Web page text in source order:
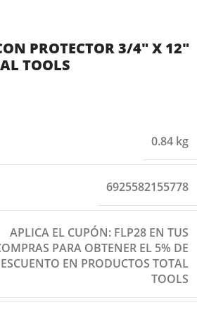
PROTECTOR 3/4″ X 12″
TOOLS
0.84 kg
6925582155778
APLICA EL CUPÓN: FLP28 EN TUS
PARA OBTENER EL 5% DE
EN PRODUCTOS TOTAL
TOOLS